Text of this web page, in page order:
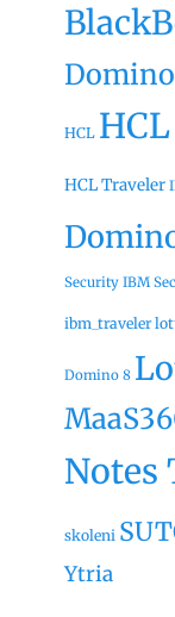
HCL
HCL Traveler
Security IBM
ibm_traveler
Domino 8
Notes
skoleni
Ytria